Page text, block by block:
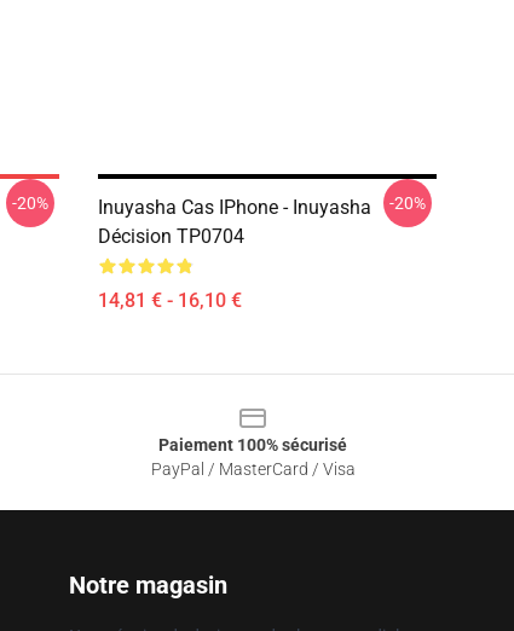
-20%
Inuyasha Cas IPhone - Inuyasha
Décision TP0704
14,81 € - 16,10 €
-20%
Paiement 100% sécurisé
PayPal / MasterCard / Visa
Notre magasin